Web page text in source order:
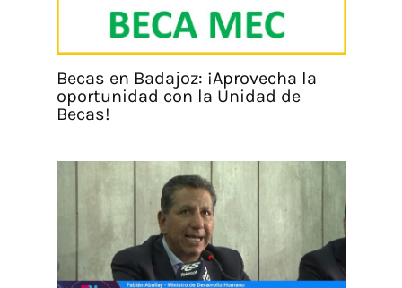
Becas en Badajoz: ¡Aprovecha la
oportunidad con la Unidad de
Becas!